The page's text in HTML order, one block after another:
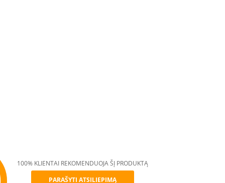
100% KLIENTAI REKOMENDUOJA ŠĮ PRODUKTĄ
PARAŠYTI ATSILIEPIMĄ